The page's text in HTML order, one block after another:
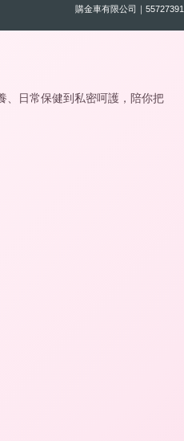
購金車有限公司｜55727391
、日常保健到私密呵護，陪你把